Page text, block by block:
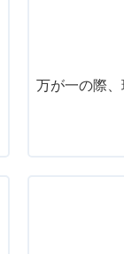
万が一の際